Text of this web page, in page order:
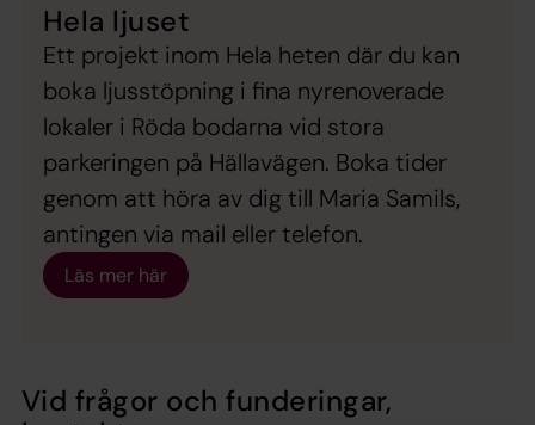
Hela ljuset
Ett projekt inom Hela heten där du kan
boka ljusstöpning i fina nyrenoverade
lokaler i Röda bodarna vid stora
parkeringen på Hällavägen. Boka tider
genom att höra av dig till Maria Samils,
antingen via mail eller telefon.
Läs mer här
Vid frågor och funderingar,